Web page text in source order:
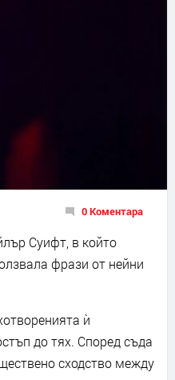
0 Коментара
Суифт, в който
фрази от нейни
ѝ
до тях. Според съда
сходство между